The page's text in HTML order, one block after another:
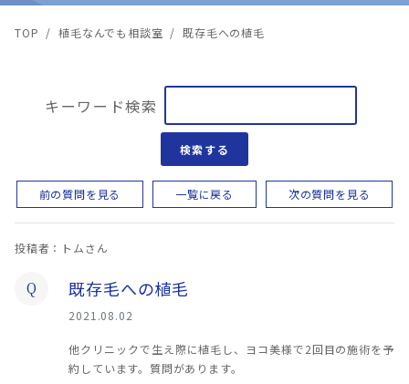
TOP / 植毛なんでも相談室 / 既存毛への植毛
キーワード検索
検索する
前の質問を見る 一覧に戻る 次の質問を見る
投稿者：トムさん
Q 既存毛への植毛
2021.08.02
他クリニックで生え際に植毛し、ヨコ美様で2回目の施術を予
約しています。質問があります。